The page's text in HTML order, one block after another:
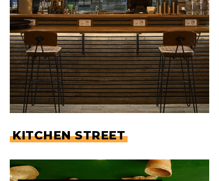
KITCHEN STREET